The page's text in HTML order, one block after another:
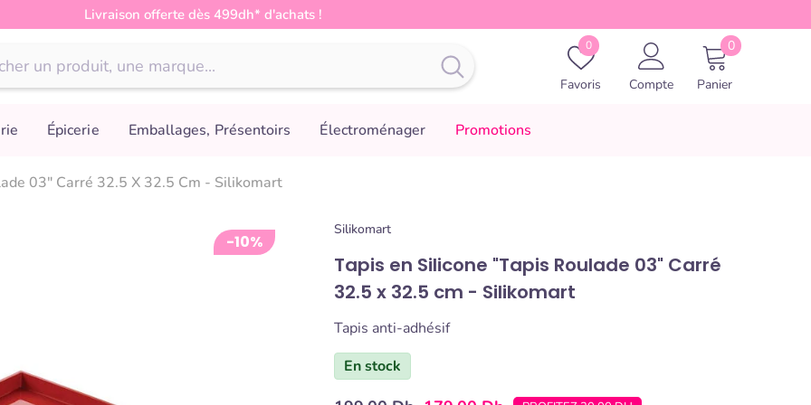
Livraison offerte dès 499dh* d'achats !
Favoris
0Favoris
Compte Panier
00
Épicerie Emballages, Présentoirs Électroménager Promotions
03" Carré 32.5 X 32.5 Cm - Silikomart
-10%
Silikomart
Tapis en Silicone "Tapis Roulade 03" Carré
32.5 x 32.5 cm - Silikomart
Tapis anti-adhésif
En stock